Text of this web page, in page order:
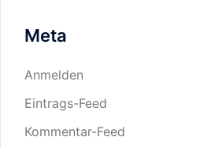
Meta
Anmelden
Eintrags-Feed
Kommentar-Feed